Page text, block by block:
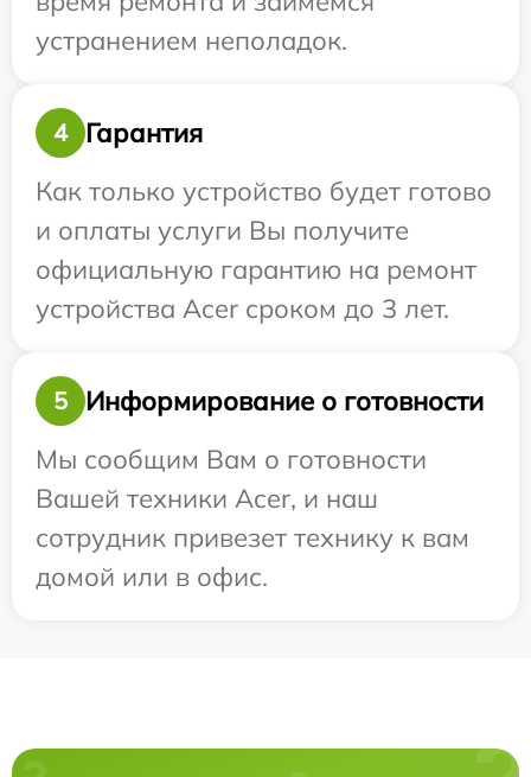
устранением неполадок.
4
Гарантия
Как только устройство будет готово
и оплаты услуги Вы получите
официальную гарантию на ремонт
устройства Acer сроком до 3 лет.
5
Информирование о готовности
Мы сообщим Вам о готовности
Вашей техники Acer, и наш
сотрудник привезет технику к вам
домой или в офис.